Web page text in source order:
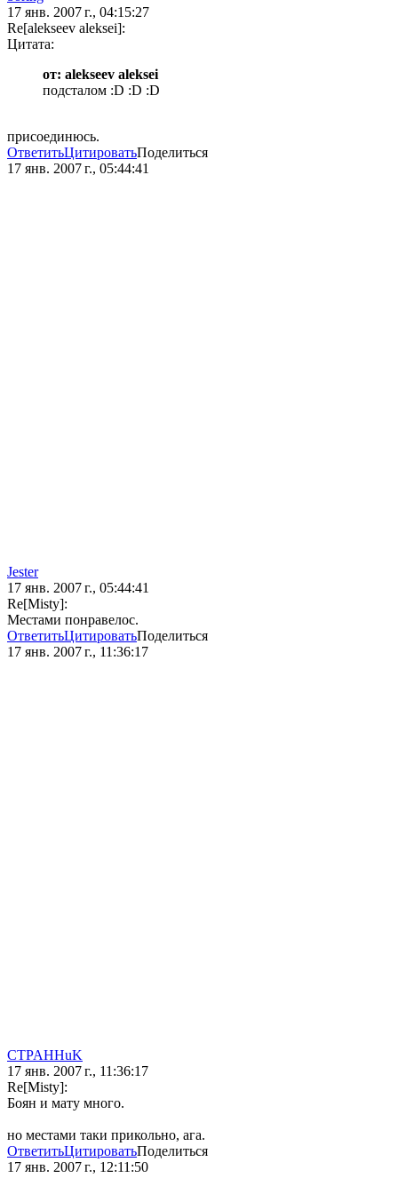
17 янв. 2007 г., 04:15:27
Re[alekseev aleksei]:
Цитата:
от: alekseev aleksei
подсталом :D :D :D
присоединюсь.
ОтветитьЦитироватьПоделиться
17 янв. 2007 г., 05:44:41
Jester
17 янв. 2007 г., 05:44:41
Re[Misty]:
Местами понравелос.
ОтветитьЦитироватьПоделиться
17 янв. 2007 г., 11:36:17
CTPAHHuK
17 янв. 2007 г., 11:36:17
Re[Misty]:
Боян и мату много.
но местами таки прикольно, ага.
ОтветитьЦитироватьПоделиться
17 янв. 2007 г., 12:11:50